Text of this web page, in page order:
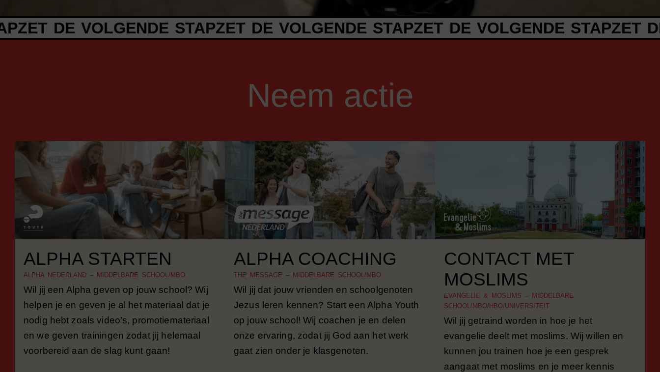
VOLGENDE STAPZET DE VOLGENDE STAPZET DE VOLGENDE STAPZET DE
Neem actie
ALPHA STARTEN
ALPHA NEDERLAND – MIDDELBARE SCHOOL/MBO
Wil jij een Alpha geven op jouw school? Wij
helpen je en geven je al het materiaal dat je
nodig hebt zoals video’s, promotiemateriaal
en we geven trainingen zodat jij helemaal
voorbereid aan de slag kunt gaan!
ALPHA COACHING
THE MESSAGE – MIDDELBARE SCHOOL/MBO
Wil jij dat jouw vrienden en schoolgenoten
Jezus leren kennen? Start een Alpha Youth
op jouw school! Wij coachen je en delen
onze ervaring, zodat jij God aan het werk
gaat zien onder je klasgenoten.
CONTACT MET
MOSLIMS
EVANGELIE & MOSLIMS – MIDDELBARE
SCHOOL/MBO/HBO/UNIVERSITEIT
Wil jij getraind worden in hoe je het
evangelie deelt met moslims. Wij willen en
kunnen jou trainen hoe je een gesprek
aangaat met moslims en je meer kennis